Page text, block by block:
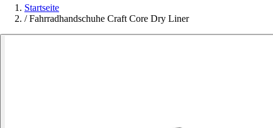
Startseite
/ Fahrradhandschuhe Craft Core Dry Liner